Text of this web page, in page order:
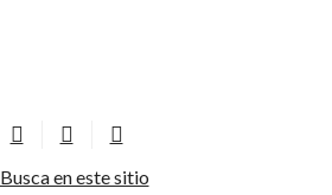
Busca en este sitio